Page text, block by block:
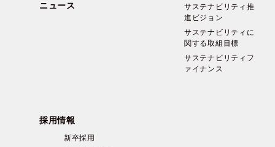
ニュース
サステナビリティ推
進ビジョン
サステナビリティに
関する取組目標
サステナビリティフ
ァイナンス
採用情報
新卒採用